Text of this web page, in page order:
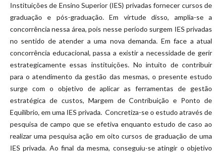
Instituições de Ensino Superior (IES) privadas fornecer cursos de
graduação e pós-graduação. Em virtude disso, amplia-se a
concorrência nessa área, pois nesse período surgem IES privadas
no sentido de atender a uma nova demanda. Em face a atual
concorrência educacional, passa a existir a necessidade de gerir
estrategicamente essas instituições. No intuito de contribuir
para o atendimento da gestão das mesmas, o presente estudo
surge com o objetivo de aplicar as ferramentas de gestão
estratégica de custos, Margem de Contribuição e Ponto de
Equilíbrio, em uma IES privada. Concretiza-se o estudo através de
pesquisa de campo que se efetiva enquanto estudo de caso ao
realizar uma pesquisa ação em oito cursos de graduação de uma
IES privada. Ao final da mesma, conseguiu-se atingir o objetivo